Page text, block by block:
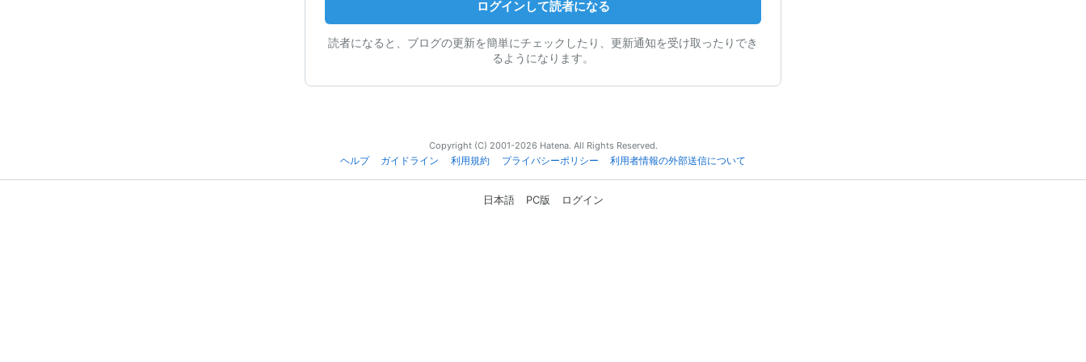
ログインして読者になる
読者になると、ブログの更新を簡単にチェックしたり、更新通知を受け取ったりでき
るようになります。
Copyright (C) 2001-2026 Hatena. All Rights Reserved.
ヘルプ
ガイドライン 利用規約 プライバシーポリシー 利用者情報の外部送信について
日本語 PC版 ログイン